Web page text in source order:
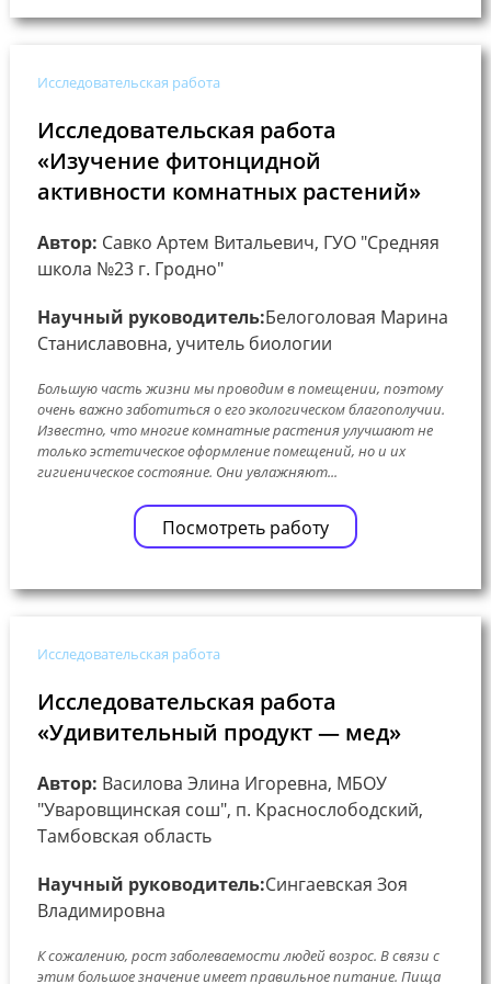
Исследовательская работа
Исследовательская работа
«Изучение фитонцидной
активности комнатных растений»
Автор: Савко Артем Витальевич, ГУО "Средняя
школа №23 г. Гродно"
Научный руководитель:Белоголовая Марина
Станиславовна, учитель биологии
Большую часть жизни мы проводим в помещении, поэтому
очень важно заботиться о его экологическом благополучии.
Известно, что многие комнатные растения улучшают не
только эстетическое оформление помещений, но и их
гигиеническое состояние. Они увлажняют...
Посмотреть работу
Исследовательская работа
Исследовательская работа
«Удивительный продукт — мед»
Автор: Василова Элина Игоревна, МБОУ
"Уваровщинская сош", п. Краснослободский,
Тамбовская область
Научный руководитель:Сингаевская Зоя
Владимировна
К сожалению, рост заболеваемости людей возрос. В связи с
этим большое значение имеет правильное питание. Пища